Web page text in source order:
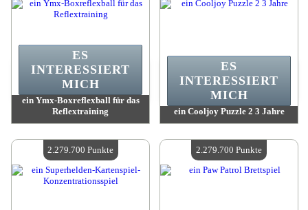
ein Ymx-Boxreflexball für das
Reflextraining
Verfügbare Menge:4
ES
INTERESSIERT
MICH
ein Cooljoy Puzzle 2 3 Jahre
Verfügbare Menge:4
ES
INTERESSIERT
MICH
2.279.700 Punkte 2.279.700 Punkte